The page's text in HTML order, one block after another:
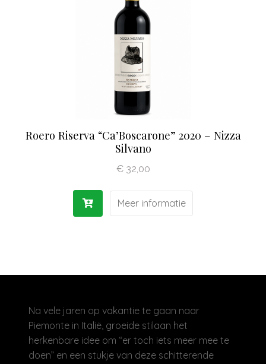
Roero Riserva “Ca’Boscarone” 2020 – Nizza
Silvano
€32,00
Meer informatie
Na vele jaren op vakantie te gaan naar
Piemonte in Italië, groeide stilaan het
herkenbare idee om “er toch iets meer mee te
doen” en een stukje van deze schitterende